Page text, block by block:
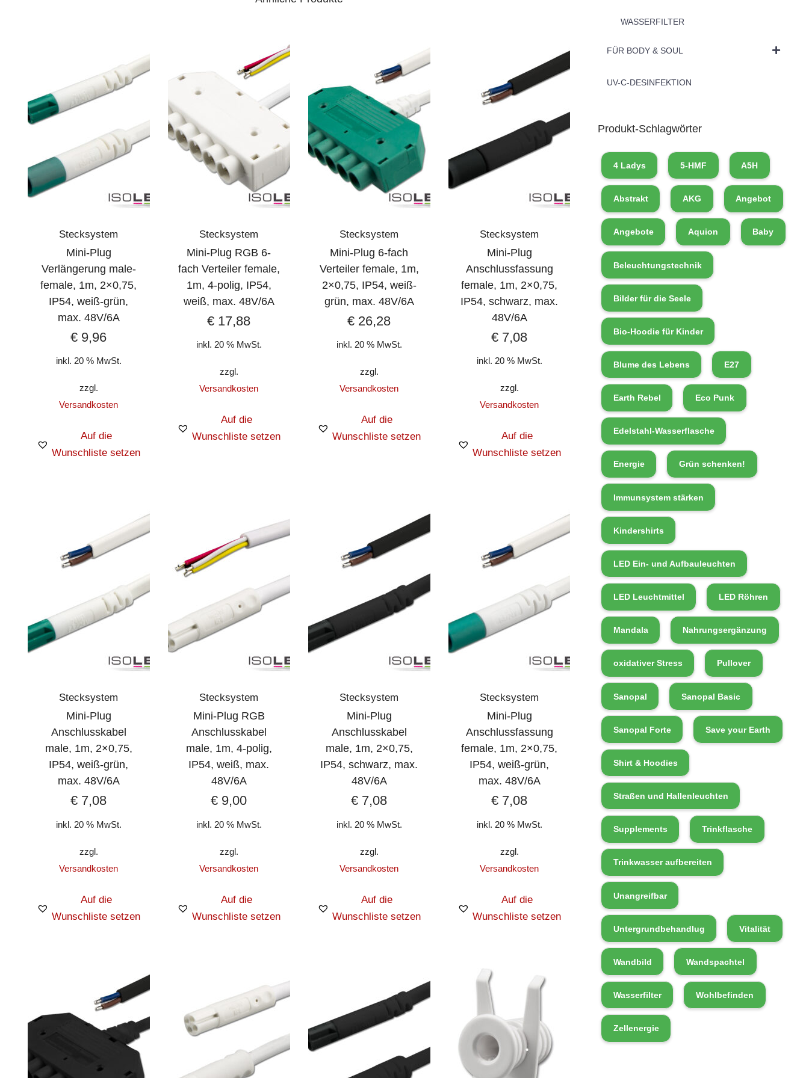
Stecksystem
Mini-Plug
Verlängerung male-
female, 1m, 2×0,75,
IP54, weiß-grün,
max. 48V/6A
€ 9,96
inkl. 20 % MwSt.
zzgl.
Versandkosten
Auf die
Wunschliste setzen
Stecksystem
Mini-Plug RGB 6-
fach Verteiler female,
1m, 4-polig, IP54,
weiß, max. 48V/6A
€ 17,88
inkl. 20 % MwSt.
zzgl.
Versandkosten
Auf die
Wunschliste setzen
Stecksystem
Mini-Plug 6-fach
Verteiler female, 1m,
2×0,75, IP54, weiß-
grün, max. 48V/6A
€ 26,28
inkl. 20 % MwSt.
zzgl.
Versandkosten
Auf die
Wunschliste setzen
Stecksystem
Mini-Plug
Anschlussfassung
female, 1m, 2×0,75,
IP54, schwarz, max.
48V/6A
€ 7,08
inkl. 20 % MwSt.
zzgl.
Versandkosten
Auf die
Wunschliste setzen
Stecksystem
Mini-Plug
Anschlusskabel
male, 1m, 2×0,75,
IP54, weiß-grün,
max. 48V/6A
€ 7,08
inkl. 20 % MwSt.
zzgl.
Versandkosten
Auf die
Wunschliste setzen
Stecksystem
Mini-Plug RGB
Anschlusskabel
male, 1m, 4-polig,
IP54, weiß, max.
48V/6A
€ 9,00
inkl. 20 % MwSt.
zzgl.
Versandkosten
Auf die
Wunschliste setzen
Stecksystem
Mini-Plug
Anschlusskabel
male, 1m, 2×0,75,
IP54, schwarz, max.
48V/6A
€ 7,08
inkl. 20 % MwSt.
zzgl.
Versandkosten
Auf die
Wunschliste setzen
Stecksystem
Mini-Plug
Anschlussfassung
female, 1m, 2×0,75,
IP54, weiß-grün,
max. 48V/6A
€ 7,08
inkl. 20 % MwSt.
zzgl.
Versandkosten
Auf die
Wunschliste setzen
WASSERFILTER
FÜR BODY & SOUL
UV-C-DESINFEKTION
Produkt-Schlagwörter
4 Ladys 5-HMF A5H
Abstrakt AKG Angebot
Angebote Aquion Baby
Beleuchtungstechnik
Bilder für die Seele
Bio-Hoodie für Kinder
Blume des Lebens E27
Earth Rebel Eco Punk
Edelstahl-Wasserflasche
Energie Grün schenken!
Immunsystem stärken
Kindershirts
LED Ein- und Aufbauleuchten
LED Leuchtmittel LED Röhren
Mandala Nahrungsergänzung
oxidativer Stress Pullover
Sanopal Sanopal Basic
Sanopal Forte Save your Earth
Shirt & Hoodies
Straßen und Hallenleuchten
Supplements Trinkflasche
Trinkwasser aufbereiten
Unangreifbar
Untergrundbehandlug Vitalität
Wandbild Wandspachtel
Wasserfilter Wohlbefinden
Zellenergie